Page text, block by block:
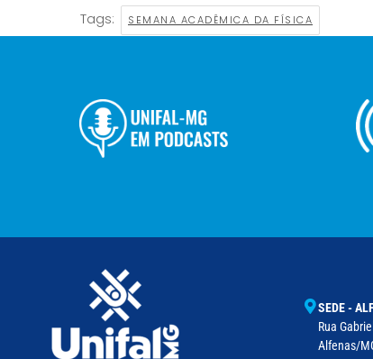
Tags: SEMANA ACADÊMICA DA FÍSICA
SEDE -
Rua
Alfenas/